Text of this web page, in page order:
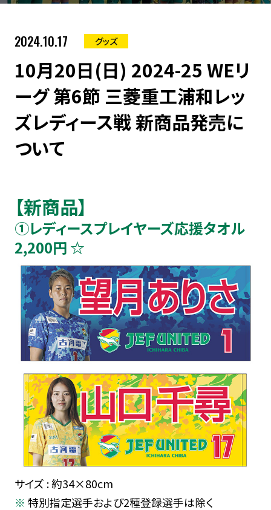
2024.10.17 グッズ
10月20日(日) 2024-25 WEリ
ーグ 第6節 三菱重工浦和レッ
ズレディース戦 新商品発売に
ついて
【新商品】
①レディースプレイヤーズ応援タオル
2,200円 ☆
サイズ : 約34×80cm
特別指定選手および2種登録選手は除く